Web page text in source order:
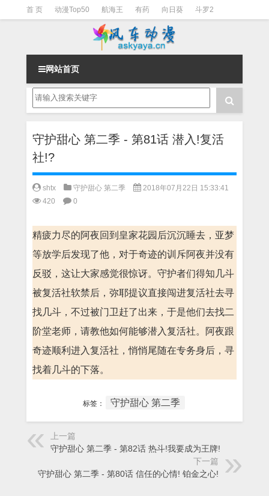
首 页 动漫Top50 航海王 有药 向日葵 斗罗2
一拳超人 柯南 阴阳师
网站首页
守护甜心 第二季 - 第81话 潜入!复活
社!?
shtx 守护甜心 第二季
2018年07月22日 15:33:41
420
0
精疲力尽的阿夜回到皇家花园后沉沉睡去，亚梦
等放学后发现了他，对于奇迹的训斥阿夜并没有
反驳，这让大家感觉很惊讶。守护者们得知几斗
被复活社软禁后，弥耶提议直接闯进复活社去寻
找几斗，不过被门卫赶了出来，于是他们去找二
阶堂老师，请教他如何能够潜入复活社。阿夜跟
奇迹顺利进入复活社，悄悄尾随在专务身后，寻
找着几斗的下落。
标签： 守护甜心 第二季
上一篇
守护甜心 第二季 - 第82话 热斗!我要成为王牌!
下一篇
守护甜心 第二季 - 第80话 信任的心情! 铂金之心!